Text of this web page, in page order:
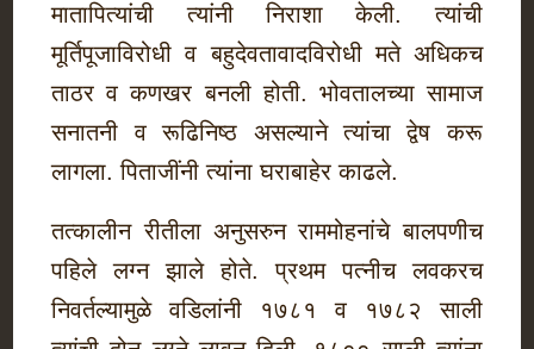
मातापित्यांची त्यांनी निराशा केली. त्यांची
मूर्तिपूजाविरोधी व बहुदेवतावादविरोधी मते अधिकच
ताठर व कणखर बनली होती. भोवतालच्या सामाज
सनातनी व रूढिनिष्ठ असल्याने त्यांचा द्वेष करू
लागला. पिताजींनी त्यांना घराबाहेर काढले.
तत्कालीन रीतीला अनुसरुन राममोहनांचे बालपणीच
पहिले लग्न झाले होते. प्रथम पत्नीच लवकरच
निवर्तल्यामुळे वडिलांनी १७८१ व १७८२ साली